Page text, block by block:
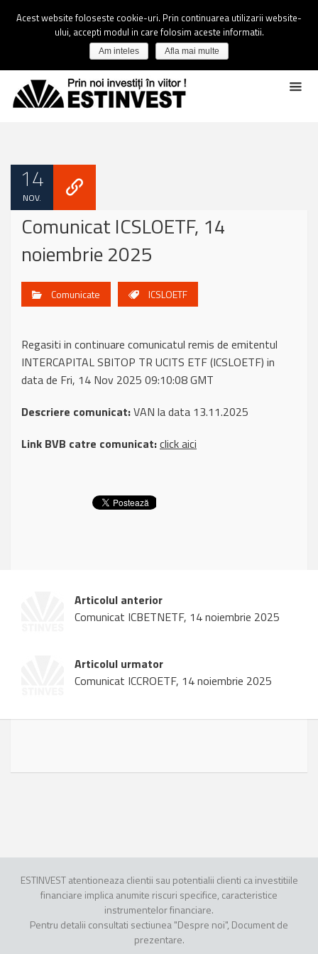
14
NOV.
Comunicat ICSLOETF, 14
noiembrie 2025
Comunicate ICSLOETF
Regasiti in continuare comunicatul remis de emitentul
INTERCAPITAL SBITOP TR UCITS ETF (ICSLOETF) in
data de Fri, 14 Nov 2025 09:10:08 GMT
Descriere comunicat:VAN la data 13.11.2025
Link BVB catre comunicat:click aici
Articolul anterior
Comunicat ICBETNETF, 14 noiembrie 2025
Articolul urmator
Comunicat ICCROETF, 14 noiembrie 2025
ESTINVEST atentioneaza clientii sau potentialii clienti ca investitiile
financiare implica anumite riscuri specifice, caracteristice
instrumentelor financiare.
Pentru detalii consultati sectiunea "Despre noi", Document de
prezentare.
Acest website foloseste cookie-uri. Prin continuarea utilizarii website-
ului, accepti modul in care folosim aceste informatii.
Am inteles Afla mai multe